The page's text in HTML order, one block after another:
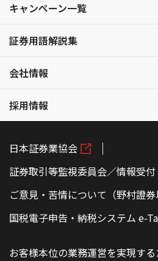
キャンペーン一覧
証券用語解説集
会社情報
採用情報
日本証券業協会
証券取引等監視委員会／情報受付
ご意見・苦情について（野村證券
国税電子申告・納税システム e-
お客様本位の業務運営を実現す